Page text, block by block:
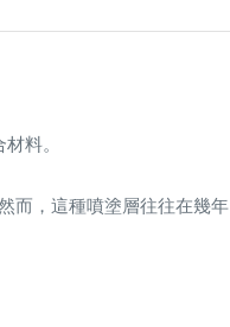
料。
而，這種噴塗層往往在幾年